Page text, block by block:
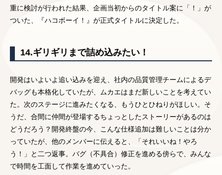
重に検討が行われた結果、企画当初からのタイトル案に「！」が
ついた、『ハコボーイ！』が正式タイトルに決定した。
14.ギリギリまで詰め込みたい！
開発はいよいよ追い込みを迎え、社内の品質管理チームによるデ
バッグも本格化していたが、ムカエはまだ新しいことを考えてい
た。次のステージに進みたくなる、もうひとひねりがほしい。そ
うだ、合間に仲間が登場するちょっとしたストーリーがあるのは
どうだろう？開発終盤の今、こんな仕様追加は難しいことは分か
っていたが、他のメンバーに伝えると、「それいいね！やろ
う！」と二つ返事。バグ（不具合）修正を進める傍らで、みんな
で時間を工面して作業を進めていった。